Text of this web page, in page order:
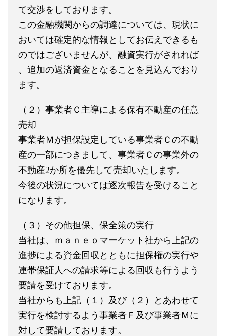
て交渉をしております。
この金融機関からの調達については、現状に
おいては確定的な情報 としてお伝えできるも
のではございませんが、融資実行がされれば
、追加の返済資金となることを見込んでおり
ます。
（２）事業者Ｃ主導による保有不動産の任意
売却
事業者Ｍが担保設定している事業者Ｃの不動
産の一部につきまして 、事業者Ｃの事業外の
不動産2か所を優先して売却いたします。
今後の状況については逐次報告を受けること
になります。
（３）その他担保、保全策の実行
当社は、ｍａｎｅｏマーケット社から上記の
進捗による資金回収と ともに担保権の実行や
連帯保証人への請求等による回収も行うよう
要請を受けております。
当社からも上記（１）及び（２）とあわせて
実行を検討するよう事業者Ｆ及び事業者Ｍに
対して要請しております。